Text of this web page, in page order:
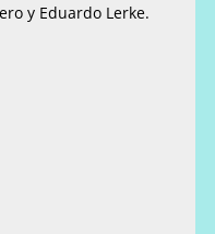
y Eduardo Lerke.